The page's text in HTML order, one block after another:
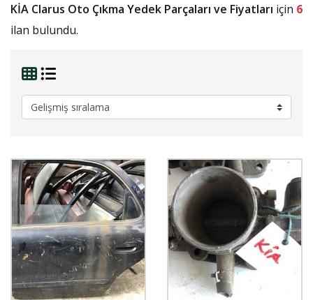
KİA Clarus Oto Çıkma Yedek Parçaları ve Fiyatları için 6
ilan bulundu.